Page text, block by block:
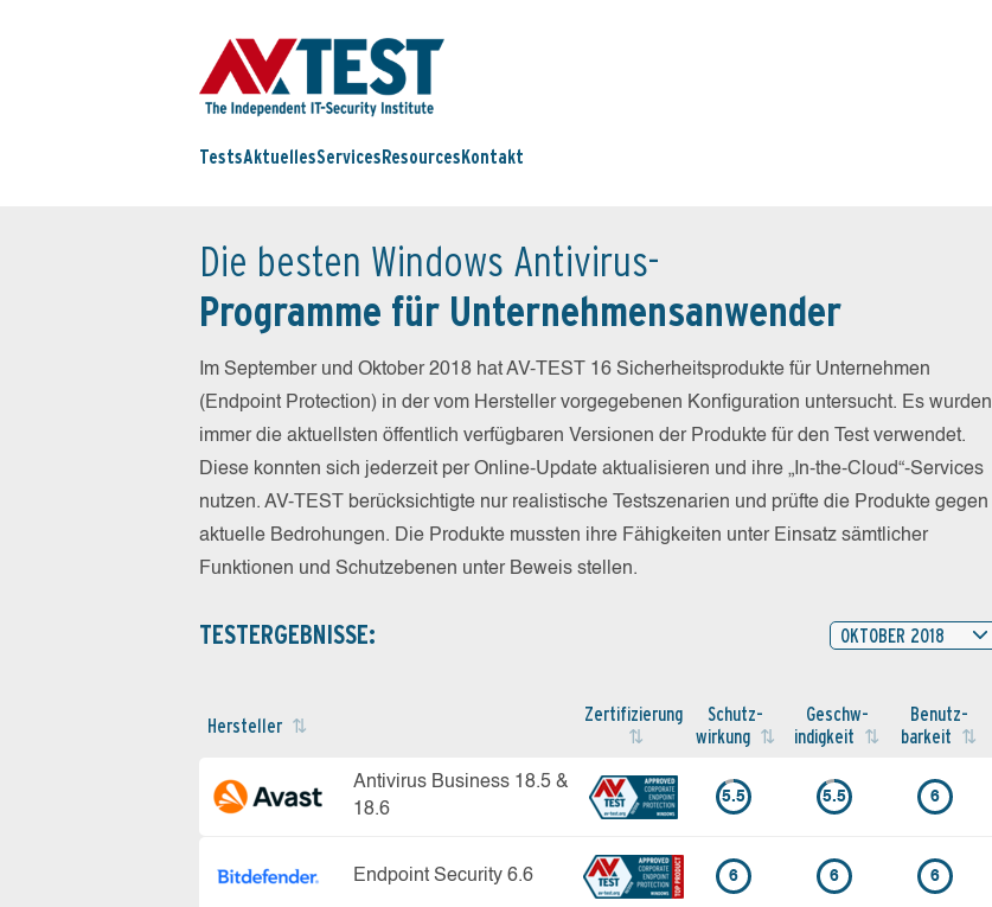
TestsAktuellesServices Resources Kontakt
Die besten Windows Antivirus-
Programme für Unternehmensanwender
Im September und Oktober 2018 hat AV-TEST 16 Sicherheitsprodukte für Unternehmen
(Endpoint Protection) in der vom Hersteller vorgegebenen Konfiguration untersucht. Es wurden
immer die aktuellsten öffentlich verfügbaren Versionen der Produkte für den Test verwendet.
Diese konnten sich jederzeit per Online-Update aktualisieren und ihre „In-the-Cloud“-Services
nutzen. AV-TEST berücksichtigte nur realistische Testszenarien und prüfte die Produkte gegen
aktuelle Bedrohungen. Die Produkte mussten ihre Fähigkeiten unter Einsatz sämtlicher
Funktionen und Schutzebenen unter Beweis stellen.
TESTERGEBNISSE: OKTOBER 2018
Hersteller Zertifi­zierung
Schutz­
wirkung
Geschw­
indigkeit
Benutz­
barkeit
Antivirus Business 18.5 &
18.6
5.5 5.5 6
Endpoint Security 6.6 6 6 6